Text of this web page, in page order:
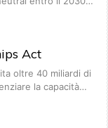
Act
oltre 40 miliardi di
la capacità…